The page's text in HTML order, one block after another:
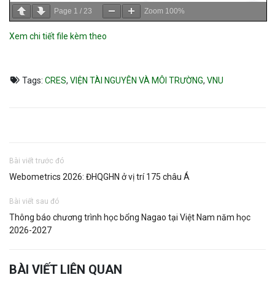
Page 1 / 23 Zoom 100%
Xem chi tiết file kèm theo
Tags: CRES, VIỆN TÀI NGUYÊN VÀ MÔI TRƯỜNG, VNU
Bài viết trước đó
Webometrics 2026: ĐHQGHN ở vị trí 175 châu Á
Bài viết sau đó
Thông báo chương trình học bổng Nagao tại Việt Nam năm học
2026-2027
BÀI VIẾT LIÊN QUAN